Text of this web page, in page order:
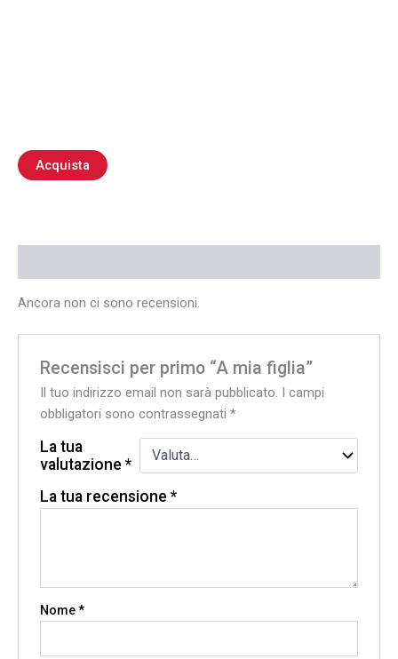
Acquista
Ancora non ci sono recensioni.
Recensisci per primo “A mia figlia”
Il tuo indirizzo email non sarà pubblicato. I campi
obbligatori sono contrassegnati*
La tua
valutazione*
La tua recensione*
Nome*